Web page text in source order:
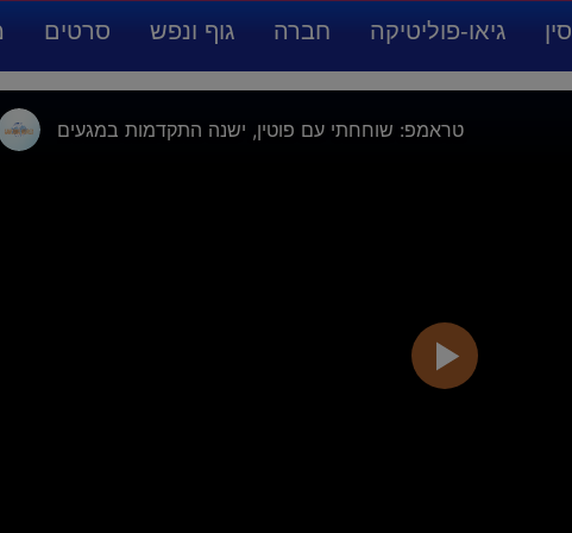
סין גיאו-פוליטיקה חברה גוף ונפש סרטים